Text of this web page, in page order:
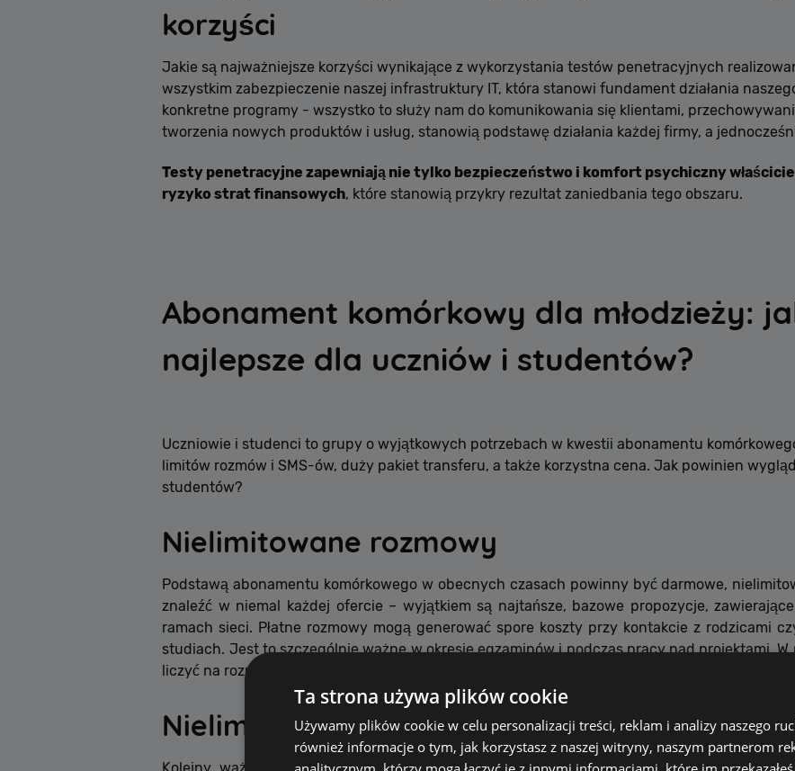
korzyści
Jakie są najważniejsze korzyści wynikające z wykorzystania testów penetracyjnych
wszystkim zabezpieczenie naszej infrastruktury IT, która stanowi fundament działania
konkretne programy - wszystko to służy nam do komunikowania się klientami,
tworzenia nowych produktów i usług, stanowią podstawę działania każdej firmy, a
Testy penetracyjne zapewniają nie tylko bezpieczeństwo i komfort psychiczny
ryzyko strat finansowych, które stanowią przykry rezultat zaniedbania tego obszaru.
Abonament komórkowy dla młodzieży:
najlepsze dla uczniów i studentów?
Uczniowie i studenci to grupy o wyjątkowych potrzebach w kwestii abonamentu
limitów rozmów i SMS-ów, duży pakiet transferu, a także korzystna cena. Jak powinien
studentów?
Nielimitowane rozmowy
Podstawą abonamentu komórkowego w obecnych czasach powinny być darmowe,
znaleźć w niemal każdej ofercie – wyjątkiem są najtańsze, bazowe propozycje,
ramach sieci. Płatne rozmowy mogą generować spore koszty przy kontakcie z rodzicami
studiach. Jest to szczególnie ważne w okresie egzaminów i podczas pracy nad projektami.
liczyć na rozmowy bez jakichkolwiek limitów do każdej sieci już od 14,99 zł miesięcznie.
Nielimitowane wiadomości SMS
Ta strona używa plików cookie
Używamy plików cookie w celu personalizacji treści, reklam i analizy naszego
również informacje o tym, jak korzystasz z naszej witryny, naszym partnerom